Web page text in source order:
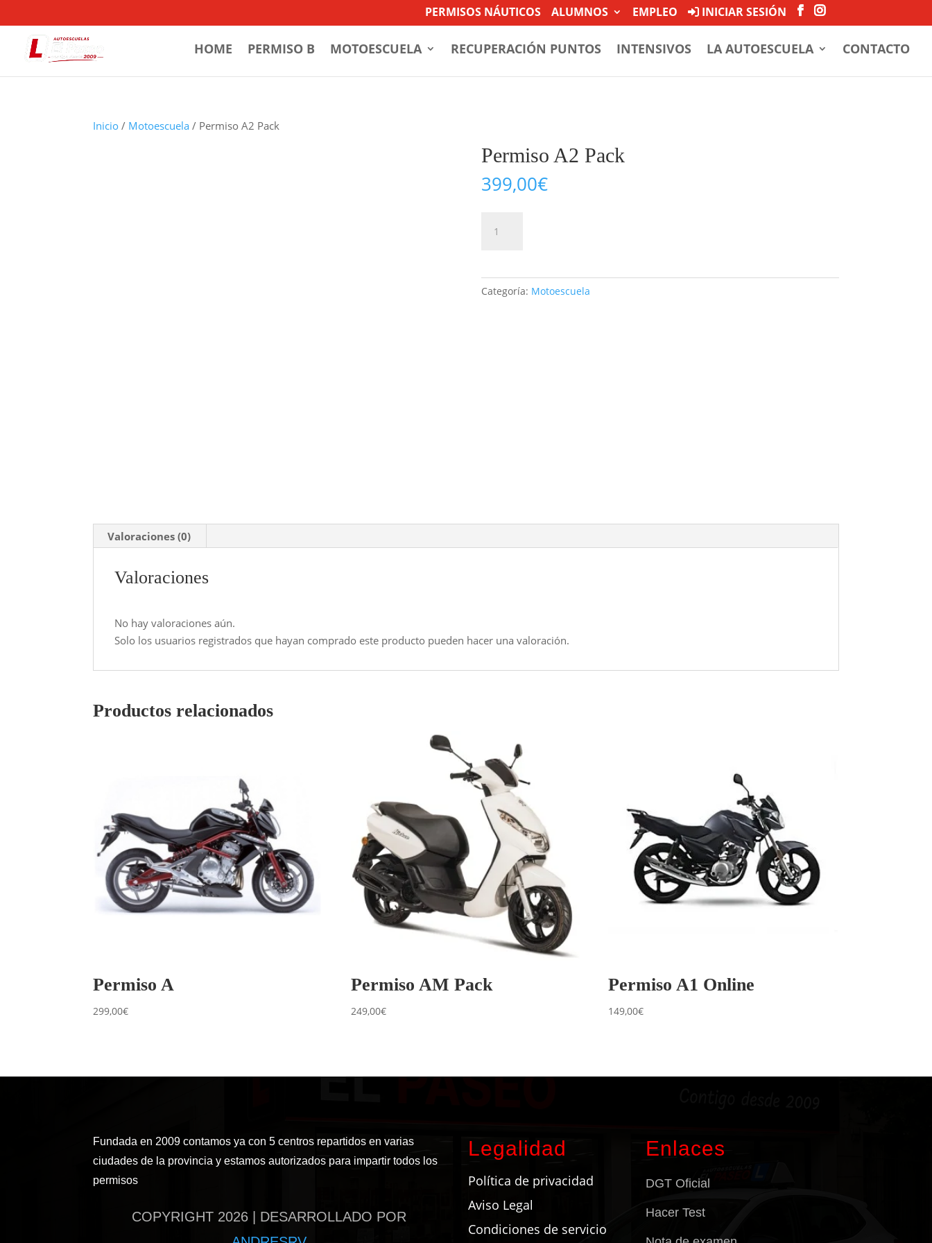
PERMISOS NÁUTICOS ALUMNOS EMPLEO INICIAR SESIÓN
HOME PERMISO B MOTOESCUELA RECUPERACIÓN PUNTOS INTENSIVOS LA AUTOESCUELA CONTACTO
Inicio / Motoescuela / Permiso A2 Pack
Permiso A2 Pack
399,00€
Categoría: Motoescuela
Valoraciones (0)
Valoraciones
No hay valoraciones aún.
Solo los usuarios registrados que hayan comprado este producto pueden hacer una valoración.
Productos relacionados
Permiso A
299,00€
Permiso AM Pack
249,00€
Permiso A1 Online
149,00€
Fundada en 2009 contamos ya con 5 centros repartidos en varias
ciudades de la provincia y estamos autorizados para impartir todos los
permisos
COPYRIGHT 2026 | DESARROLLADO POR
Legalidad
Política de privacidad
Aviso Legal
Condiciones de servicio
Enlaces
DGT Oficial
Hacer Test